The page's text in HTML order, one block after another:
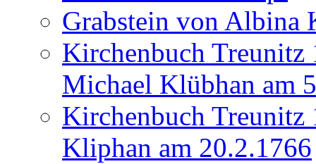
Grabstein von Albina
Kirchenbuch Treunitz
Michael Klübhan am
Kirchenbuch Treunitz
Kliphan am 20.2.1766